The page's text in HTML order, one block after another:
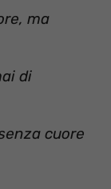
ma
di
cuore